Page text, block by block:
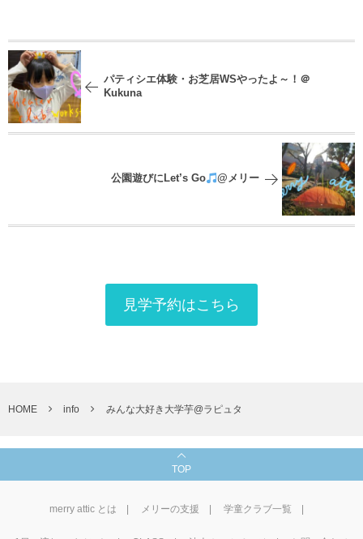
パティシエ体験・お芝居WSやったよ～！＠
Kukuna
公園遊びにLet’s Go @メリー
見学予約はこちら
HOME info みんな大好き大学芋@ラピュタ
TOP
merry attic とは メリーの支援 学童クラブ一覧